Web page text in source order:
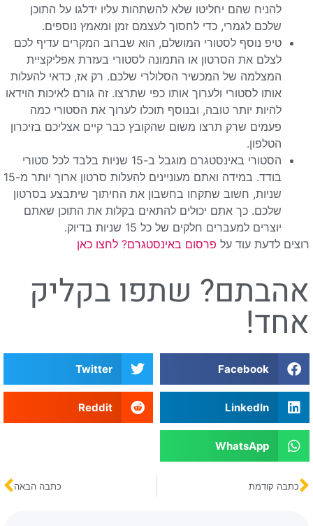
להניח שהם יחליטו שלא להשתהות עליו ידלגו על התוכן
שלכם לגמרי, כדי לחסוך לעצמם זמן ומאמץ נוספים.
טיפ נוסף לסטורי המושלם, הוא שברוב המקרים עדיף לכם
לצלם את הסרטון או התמונה לסטורי בעזרת אפליקציית
המצלמה של המכשיר הסלולרי שלכם. רק אז, כדאי להעלות
אותו לסטורי ולערוך אותו כפי שתרצו. זה גורם לאיכות הוידאו
להיות יותר טובה, ובנוסף תוכלו לערוך את הסטורי כמה
פעמים שרק תרצו משום שהקובץ כבר קיים אצליכם בזיכרון
הטלפון.
הסטורי באינסטגרם מוגבל ב-15 שניות בלבד לכל סטורי
בודד. במידה ואתם מעוניינים להעלות סרטון ארוך יותר מ-15
שניות, חשוב שתקחו בחשבון את החיתוך שיתבצע בסרטון
שלכם. כך אתם יכולים להתאים בקלות את התוכן שאתם
יוצרים למעברים חלקים של כל 15 שניות בדיוק.
רוצים לדעת עוד על פרסום באינסטגרם? לחצו כאן
אהבתם? שתפו בקליק
אחד!
Facebook
Twitter
LinkedIn
Reddit
WhatsApp
כתבה קודמת כתבה הבאה